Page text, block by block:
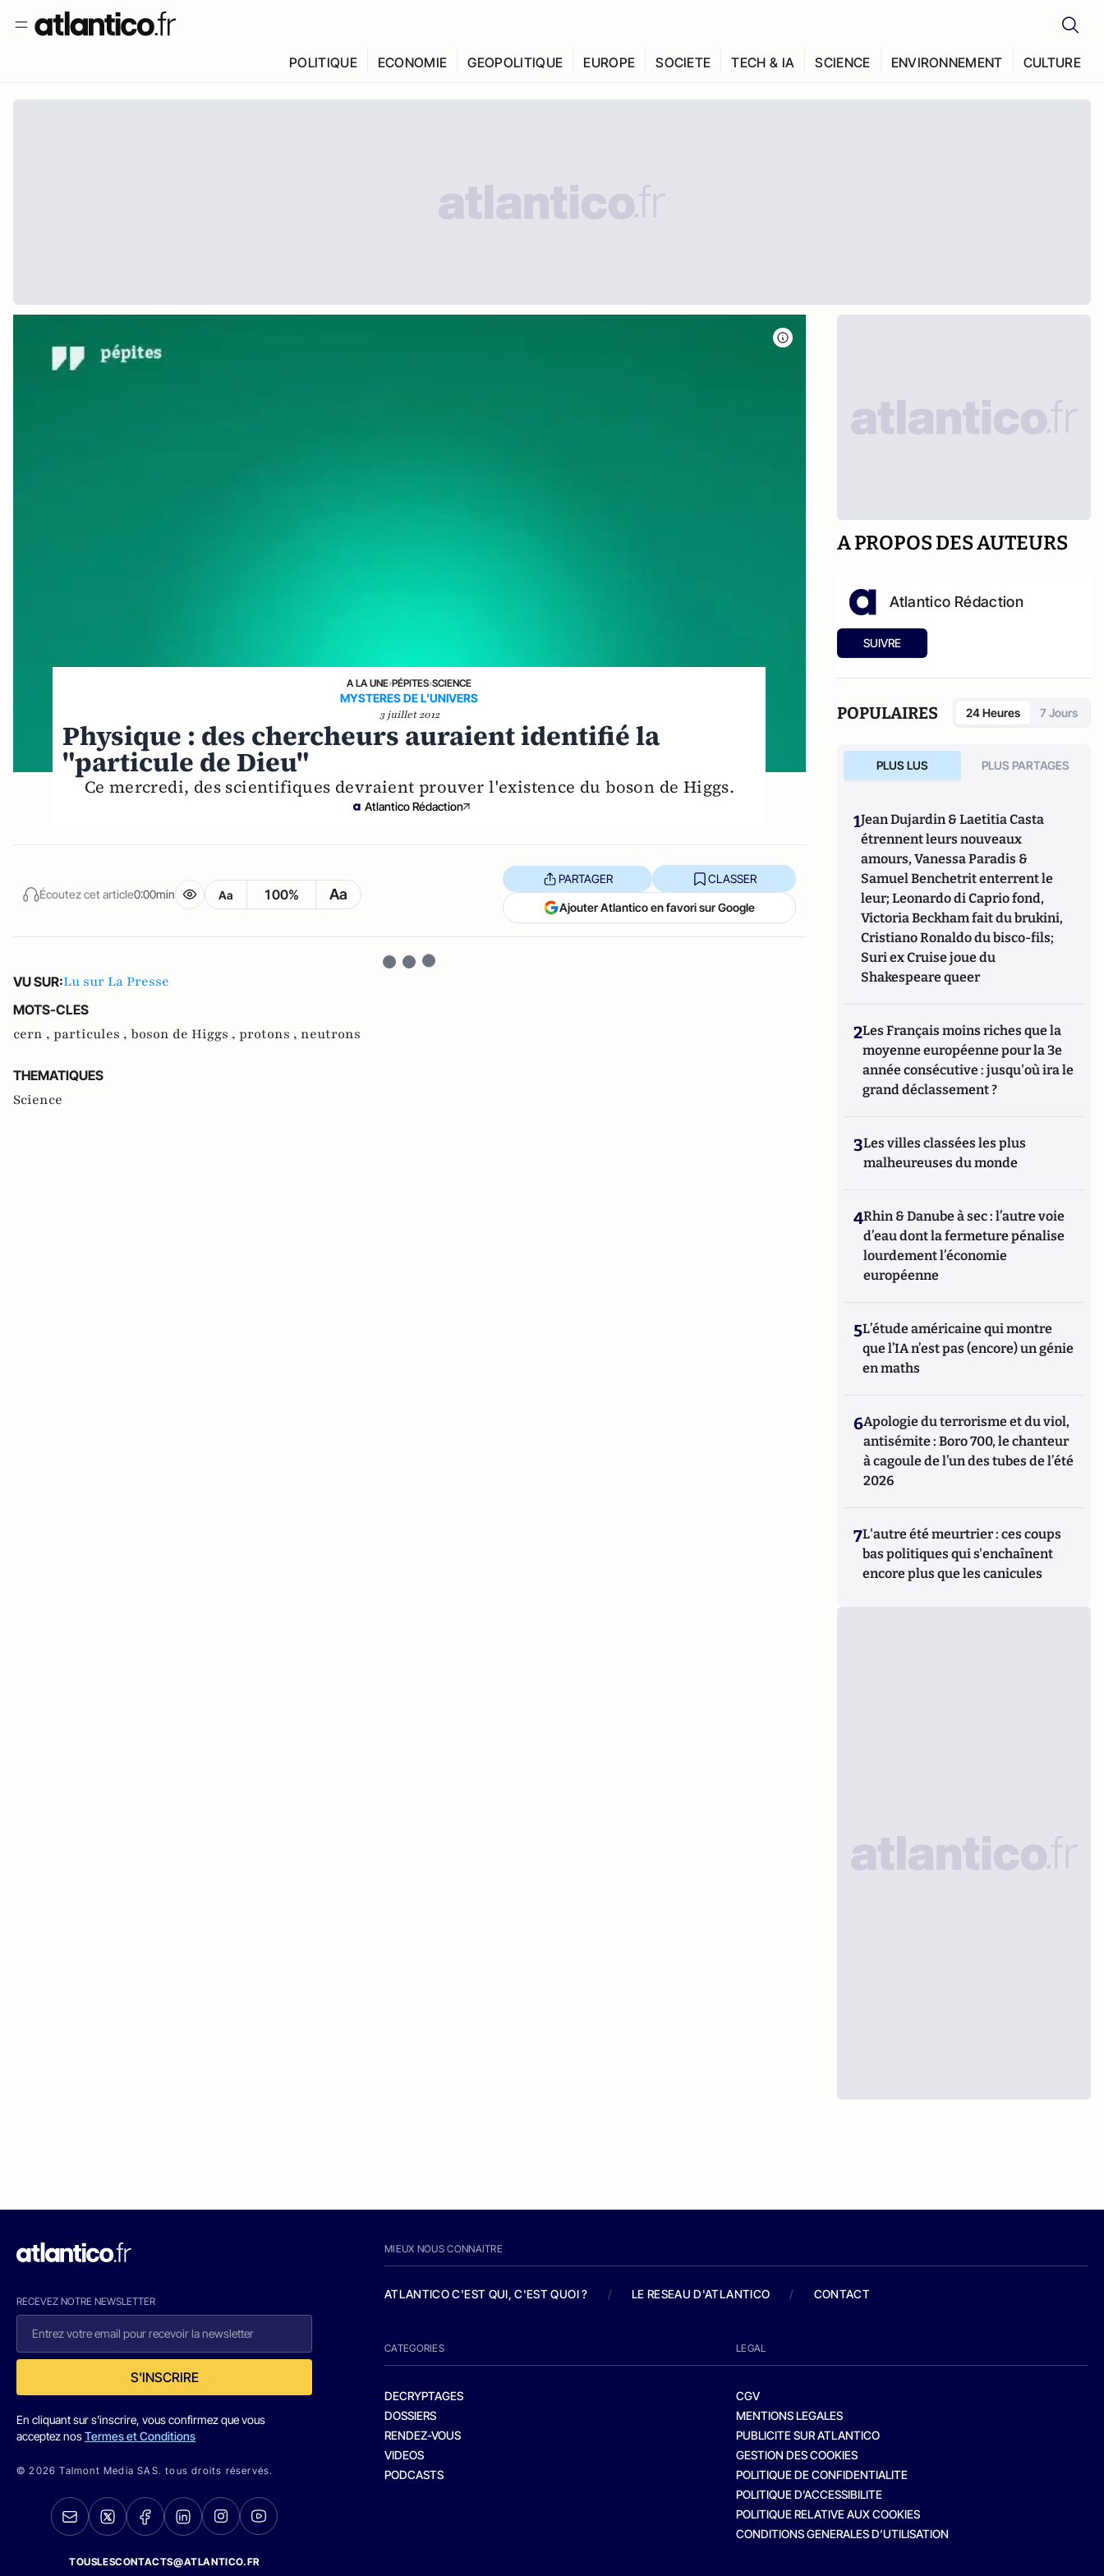
POLITIQUE ECONOMIE GEOPOLITIQUE EUROPE SOCIETE TECH & IA SCIENCE ENVIRONNEMENT CULTURE
A LA UNE›PÉPITES›SCIENCE
MYSTERES DE L'UNIVERS
3 juillet 2012
Physique : des chercheurs auraient identifié la
"particule de Dieu"
Ce mercredi, des scientifiques devraient prouver l'existence du boson de Higgs.
Atlantico Rédaction
Écoutez cet article0:00min Aa 100% Aa
PARTAGER CLASSER
Ajouter Atlantico en favori sur Google
VU SUR:Lu sur La Presse
MOTS-CLES
cern , particules , boson de Higgs , protons , neutrons
THEMATIQUES
Science
A PROPOS DES AUTEURS
Atlantico Rédaction
SUIVRE
POPULAIRES 24 Heures 7 Jours
PLUS LUS PLUS PARTAGES
1Jean Dujardin & Laetitia Casta
étrennent leurs nouveaux
amours, Vanessa Paradis &
Samuel Benchetrit enterrent le
leur; Leonardo di Caprio fond,
Victoria Beckham fait du brukini,
Cristiano Ronaldo du bisco-fils;
Suri ex Cruise joue du
Shakespeare queer
2Les Français moins riches que la
moyenne européenne pour la 3e
année consécutive : jusqu'où ira le
grand déclassement ?
3Les villes classées les plus
malheureuses du monde
4Rhin & Danube à sec : l’autre voie
d’eau dont la fermeture pénalise
lourdement l’économie
européenne
5L’étude américaine qui montre
que l’IA n’est pas (encore) un génie
en maths
6Apologie du terrorisme et du viol,
antisémite : Boro 700, le chanteur
à cagoule de l’un des tubes de l’été
2026
7L'autre été meurtrier : ces coups
bas politiques qui s'enchaînent
encore plus que les canicules
RECEVEZ NOTRE NEWSLETTER
S'INSCRIRE
En cliquant sur s'inscrire, vous confirmez que vous
acceptez nosTermes et Conditions
© 2026 Talmont Media SAS. tous droits réservés.
TOUSLESCONTACTS@ATLANTICO.FR
MIEUX NOUS CONNAITRE
ATLANTICO C'EST QUI, C'EST QUOI ? / LE RESEAU D'ATLANTICO / CONTACT
CATEGORIES
DECRYPTAGES
DOSSIERS
RENDEZ-VOUS
VIDEOS
PODCASTS
LEGAL
CGV
MENTIONS LEGALES
PUBLICITE SUR ATLANTICO
GESTION DES COOKIES
POLITIQUE DE CONFIDENTIALITE
POLITIQUE D’ACCESSIBILITE
POLITIQUE RELATIVE AUX COOKIES
CONDITIONS GENERALES D’UTILISATION